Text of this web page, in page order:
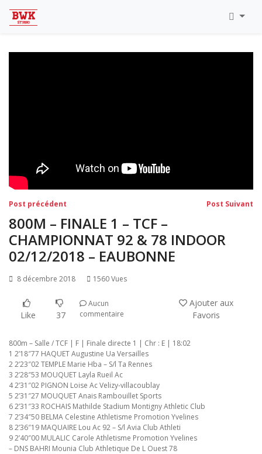
Eaubonne 2019
Navigation
de
l’article
Post précédent Post Suivant
800M – FINALE 1 – TCF –
CHAMPIONNAT 92 & 78 INDOOR
02/12/2018 – EAUBONNE
8 décembre 2018 1560 Vues
Like 37
Aucun
commentaire
Ajouter aux
Favoris
800m – Salle / TCF | F | Finale directe 1 | Chr : E | 18:02
1 2’18″77 HAQUET Augustine Ua Versailles
2 2’23″02 TEMPLE Marie Hba – S/l Ta Rennes
3 2’28″53 MOUQUET Layla Rueil Ac
4 2’31″02 PIGNON Loise Ac Velizy-villacoublay
5 2’31″27 MOUQUET Anais Rambouillet Sports
6 2’31″33 ROCHAIS Mathilde Stadium Montigny Athletic Club
7 2’34″50 BELMA Celestine Athletisme Promotion Yvelines
8 2’36″19 MAQUAIRE Lou Ac 92 – S/l Avia Club Athleti
9 2’40″00 MULALIC Carole Athletisme Promotion Yvelines
– DNS BAHRI Mounia Club Athletique De L Ouest 78